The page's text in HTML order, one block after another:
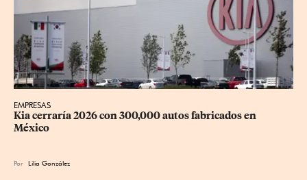
EMPRESAS
Kia cerraría 2026 con 300,000 autos fabricados en
México
Por Lilia González